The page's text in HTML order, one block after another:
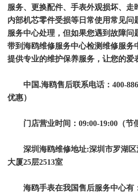
服务、更换配件、手表外观损坏、走
内部机芯零件受损等日常使用常见问
服务中心处理，但如果您遇到故障问
带到海鸥维修服务中心检测维修服务
提供专业的维护保养服务，让您的爱
中国.海鸥售后联系电话：400-
优惠）
门店营业时间：09:00-19:00（节
深圳海鸥维修地址:深圳市罗湖区
大厦25层2513室
海鸥手表在我国售后服务中心有